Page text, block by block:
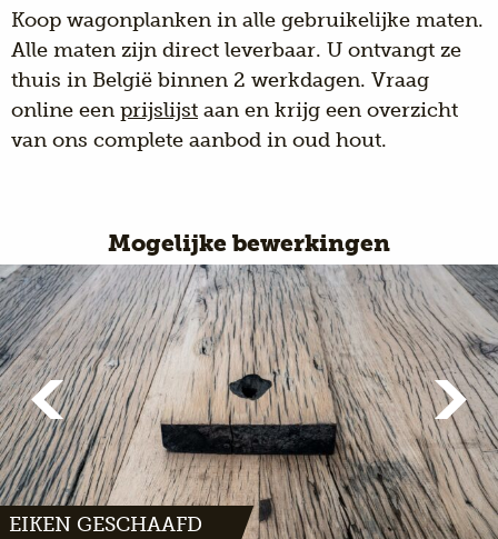
Koop wagonplanken in alle gebruikelijke maten.
Alle maten zijn direct leverbaar. U ontvangt ze
thuis in België binnen 2 werkdagen. Vraag
online een prijslijst aan en krijg een overzicht
van ons complete aanbod in oud hout.
Mogelijke bewerkingen
EIKEN GESCHAAFD